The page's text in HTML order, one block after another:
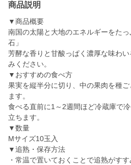
商品説明
▼商品概要
南国の太陽と大地のエネルギーをた
石」
芳酵な香りと甘酸っぱく濃厚な味わ
みください。
▼おすすめの食べ方
果実を縦半分に切り、中の果肉を種
ます。
食べる直前に1～2週間ほど冷蔵庫で
立ちます。
▼数量
Mサイズ10玉入
▼追熟・保存方法
・常温で置いておくことで追熟がす